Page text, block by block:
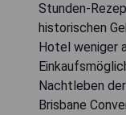
Stunden-
historischen
Hotel weniger
Nachtleben
Brisbane